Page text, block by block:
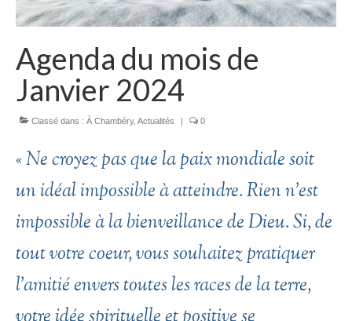
Agenda du mois de
Janvier 2024
Classé dans : À Chambéry, Actualités | 0
« Ne croyez pas que la paix mondiale soit
un idéal impossible à atteindre. Rien n’est
impossible à la bienveillance de Dieu. Si, de
tout votre coeur, vous souhaitez pratiquer
l’amitié envers toutes les races de la terre,